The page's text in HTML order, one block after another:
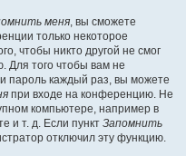
меня, вы сможете
только некоторое
чтобы никто другой не смог
Для того чтобы вам не
пароль каждый раз, вы можете
при входе на конференцию. Не
компьютере, например в
и т. д. Если пункт Запомнить
отключил эту функцию.